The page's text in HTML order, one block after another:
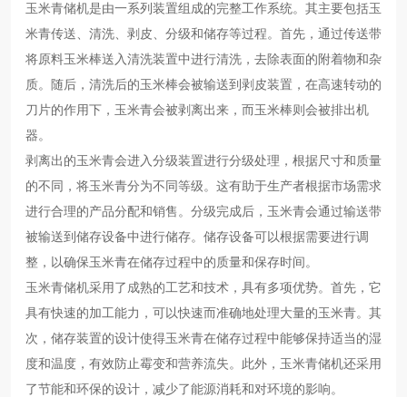
玉米青储机是由一系列装置组成的完整工作系统。其主要包括玉
米青传送、清洗、剥皮、分级和储存等过程。首先，通过传送带
将原料玉米棒送入清洗装置中进行清洗，去除表面的附着物和杂
质。随后，清洗后的玉米棒会被输送到剥皮装置，在高速转动的
刀片的作用下，玉米青会被剥离出来，而玉米棒则会被排出机
器。
剥离出的玉米青会进入分级装置进行分级处理，根据尺寸和质量
的不同，将玉米青分为不同等级。这有助于生产者根据市场需求
进行合理的产品分配和销售。分级完成后，玉米青会通过输送带
被输送到储存设备中进行储存。储存设备可以根据需要进行调
整，以确保玉米青在储存过程中的质量和保存时间。
玉米青储机采用了成熟的工艺和技术，具有多项优势。首先，它
具有快速的加工能力，可以快速而准确地处理大量的玉米青。其
次，储存装置的设计使得玉米青在储存过程中能够保持适当的湿
度和温度，有效防止霉变和营养流失。此外，玉米青储机还采用
了节能和环保的设计，减少了能源消耗和对环境的影响。